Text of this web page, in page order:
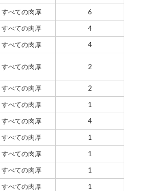
すべての肉厚
6
すべての肉厚
4
すべての肉厚 4
すべての肉厚 2
すべての肉厚
2
すべての肉厚
1
すべての肉厚
4
すべての肉厚
1
すべての肉厚
1
すべての肉厚
1
すべての肉厚
1